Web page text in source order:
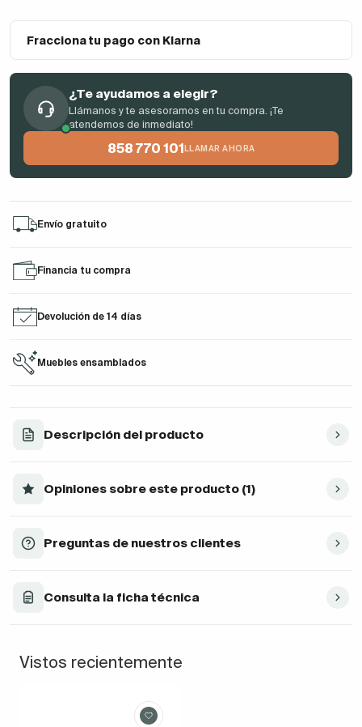
Fracciona tu pago con Klarna
¿Te ayudamos a elegir?
Llámanos y te asesoramos en tu compra. ¡Te
atendemos de inmediato!
858 770 101 LLAMAR AHORA
Envío gratuito
Financia tu compra
Devolución de 14 días
Muebles ensamblados
Descripción del producto
Opiniones sobre este producto (1)
Preguntas de nuestros clientes
Consulta la ficha técnica
Vistos recientemente